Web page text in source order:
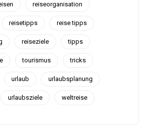
reiseorganisation
reisetipps reise tipps
reiseziele tipps
tourismus tricks
urlaub urlaubsplanung
urlaubsziele weltreise